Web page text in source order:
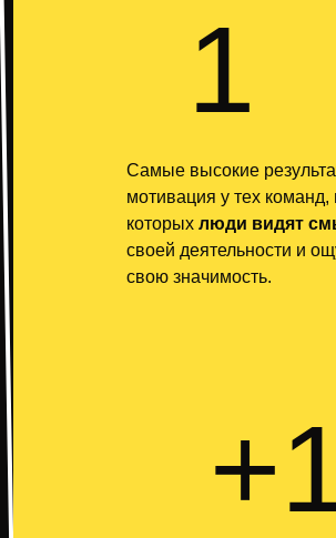
1
Самые высокие
мотивация у тех команд,
которых люди видят
своей деятельности и
свою значимость.